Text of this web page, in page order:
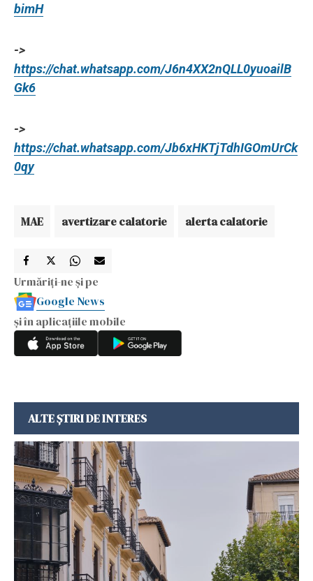
bimH
->
https://chat.whatsapp.com/J6n4XX2nQLL0yuoailB
Gk6
->
https://chat.whatsapp.com/Jb6xHKTjTdhIGOmUrCk
0qy
MAE avertizare calatorie alerta calatorie
Urmăriți-ne și pe
Google News
și în aplicațiile mobile
ALTE ȘTIRI DE INTERES